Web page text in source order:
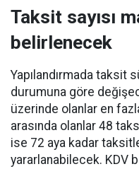
Taksit sayısı
belirlenecek
Yapılandırmada taksit
durumuna göre
üzerinde olanlar en
arasında olanlar 48
ise 72 aya kadar
yararlanabilecek. KDV